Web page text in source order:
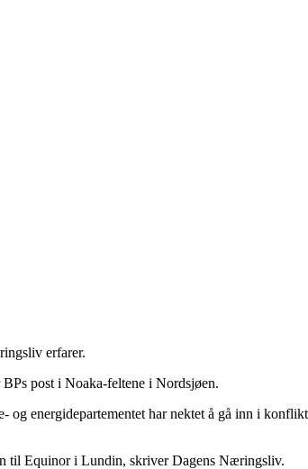
erfarer.
post i Noaka-feltene i Nordsjøen.
energidepartementet har nektet å gå inn i
til Equinor i Lundin, skriver Dagens Næringsliv.